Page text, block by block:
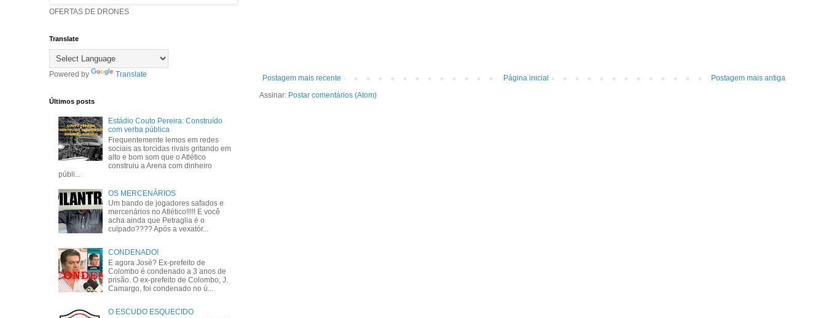
Postagem mais recente Postagem mais antiga
Página inicial
Assinar: Postar comentários (Atom)
OFERTAS DE DRONES
Translate
Powered by Translate
Últimos posts
Estádio Couto Pereira: Construído
com verba pública
Frequentemente lemos em redes
sociais as torcidas rivais gritando em
alto e bom som que o Atlético
construiu a Arena com dinheiro
públi...
OS MERCENÁRIOS
Um bando de jogadores safados e
mercenários no Atlético!!!!! E você
acha ainda que Petraglia é o
culpado???? Após a vexatór...
CONDENADO!
E agora José? Ex-prefeito de
Colombo é condenado a 3 anos de
prisão. O ex-prefeito de Colombo, J.
Camargo, foi condenado no ú...
O ESCUDO ESQUECIDO